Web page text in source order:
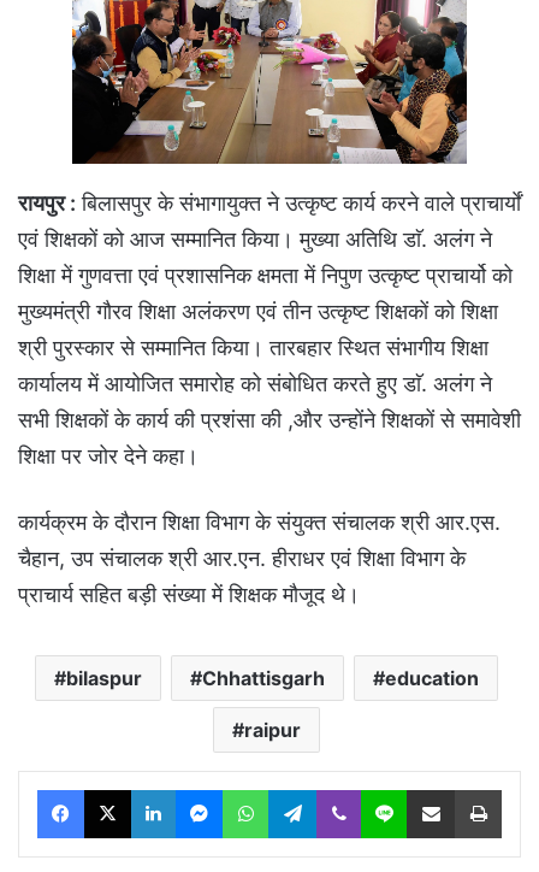
रायपुर : बिलासपुर के संभागायुक्त ने उत्कृष्ट कार्य करने वाले प्राचार्याें
एवं शिक्षकों को आज सम्मानित किया। मुख्या अतिथि डाॅ. अलंग ने
शिक्षा में गुणवत्ता एवं प्रशासनिक क्षमता में निपुण उत्कृष्ट प्राचार्यो को
मुख्यमंत्री गौरव शिक्षा अलंकरण एवं तीन उत्कृष्ट शिक्षकों को शिक्षा
श्री पुरस्कार से सम्मानित किया। तारबहार स्थित संभागीय शिक्षा
कार्यालय में आयोजित समारोह को संबोधित करते हुए डाॅ. अलंग ने
सभी शिक्षकों के कार्य की प्रशंसा की ,और उन्होंने शिक्षकों से समावेशी
शिक्षा पर जोर देने कहा।
कार्यक्रम के दौरान शिक्षा विभाग के संयुक्त संचालक श्री आर.एस.
चैहान, उप संचालक श्री आर.एन. हीराधर एवं शिक्षा विभाग के
प्राचार्य सहित बड़ी संख्या में शिक्षक मौजूद थे।
bilaspur Chhattisgarh education
raipur
Facebook
X LinkedInMessengerWhatsAppTelegram
Viber Line Share via Email Print